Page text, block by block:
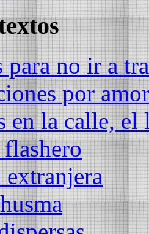
para no ir a
por amor
en la calle, el
extranjera